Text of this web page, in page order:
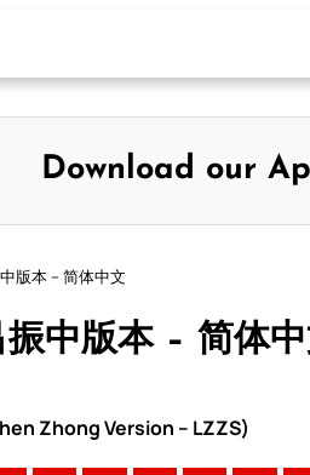
Download our
版本 – 简体中文
中版本 – 简体
Zhong Version – LZZS)